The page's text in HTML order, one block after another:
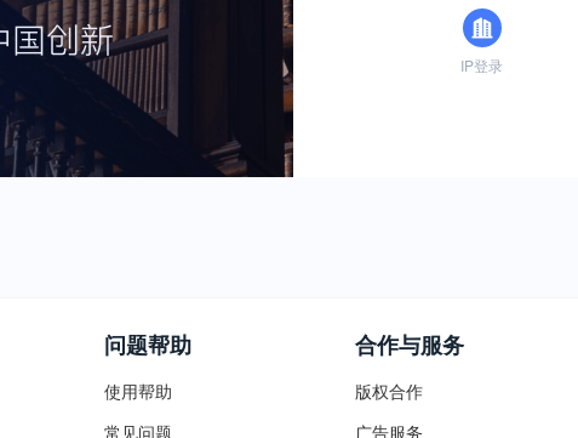
IP登录
问题帮助
使用帮助
常见问题
合作与服务
版权合作
广告服务